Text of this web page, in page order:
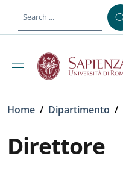
Breadcrumb
Home / Dipartimento /
Direttore